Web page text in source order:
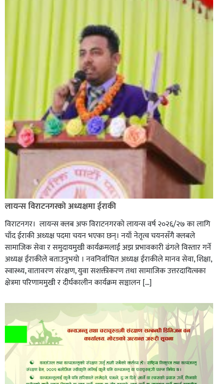
लायन्स विराटनगरको अध्यक्षमा ईराकी
विराटनगर। लायन्स क्लब अफ विराटनगरको लायन्स वर्ष २०२६/२७ का लागि
चाँद ईराकी अध्यक्ष पदमा चयन भएका छन्। नयाँ नेतृत्व चयनसँगै क्लबले
सामाजिक सेवा र समुदायमुखी कार्यक्रमलाई अझ प्रभावकारी ढंगले विस्तार गर्ने
अध्यक्ष ईराकीले बताउनुभयो । नवनिर्वाचित अध्यक्ष ईराकीले मानव सेवा, शिक्षा,
स्वास्थ्य, वातावरण संरक्षण, युवा सशक्तीकरण तथा सामाजिक उत्तरदायित्वका
क्षेत्रमा परिणाममुखी र दीर्घकालीन कार्यक्रम सञ्चालन […]